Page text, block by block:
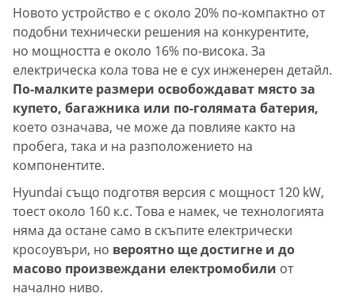
Новото устройство е с около 20% по-компактно от
подобни технически решения на конкурентите,
но мощността е около 16% по-висока. За
електрическа кола това не е сух инженерен детайл.
По-малките размери освобождават място за
купето, багажника или по-голямата батерия,
което означава, че може да повлияе както на
пробега, така и на разположението на
компонентите.
Hyundai също подготвя версия с мощност 120 kW,
тоест около 160 к.с. Това е намек, че технологията
няма да остане само в скъпите електрически
кросоувъри, но вероятно ще достигне и до
масово произвеждани електромобили от
начално ниво.